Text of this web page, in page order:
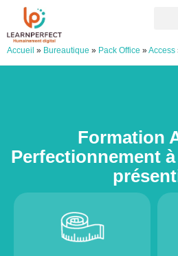
Accueil » Bureautique » Pack Office »Access
Formation
Perfectionnement